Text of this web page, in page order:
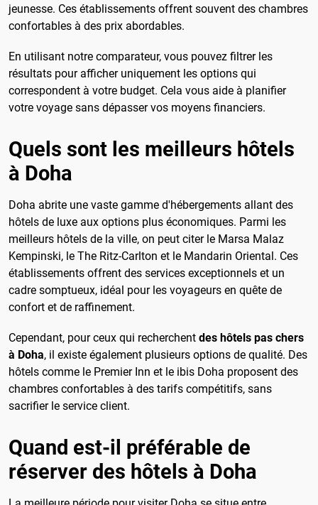
jeunesse. Ces établissements offrent souvent des chambres
confortables à des prix abordables.
En utilisant notre comparateur, vous pouvez filtrer les
résultats pour afficher uniquement les options qui
correspondent à votre budget. Cela vous aide à planifier
votre voyage sans dépasser vos moyens financiers.
Quels sont les meilleurs hôtels
à Doha
Doha abrite une vaste gamme d'hébergements allant des
hôtels de luxe aux options plus économiques. Parmi les
meilleurs hôtels de la ville, on peut citer le Marsa Malaz
Kempinski, le The Ritz-Carlton et le Mandarin Oriental. Ces
établissements offrent des services exceptionnels et un
cadre somptueux, idéal pour les voyageurs en quête de
confort et de raffinement.
Cependant, pour ceux qui recherchent des hôtels pas chers
à Doha, il existe également plusieurs options de qualité. Des
hôtels comme le Premier Inn et le ibis Doha proposent des
chambres confortables à des tarifs compétitifs, sans
sacrifier le service client.
Quand est-il préférable de
réserver des hôtels à Doha